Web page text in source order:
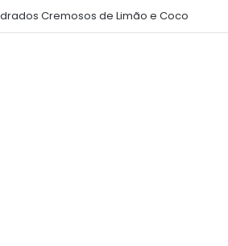
Cremosos de Limão e Coco